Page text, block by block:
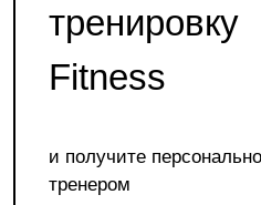
Fitness
и получите
тренером